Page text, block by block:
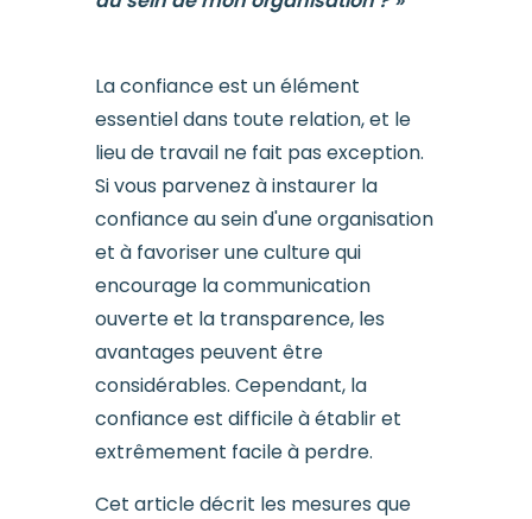
La confiance est un élément
essentiel dans toute relation, et le
lieu de travail ne fait pas exception.
Si vous parvenez à instaurer la
confiance au sein d'une organisation
et à favoriser une culture qui
encourage la communication
ouverte et la transparence, les
avantages peuvent être
considérables. Cependant, la
confiance est difficile à établir et
extrêmement facile à perdre.
Cet article décrit les mesures que